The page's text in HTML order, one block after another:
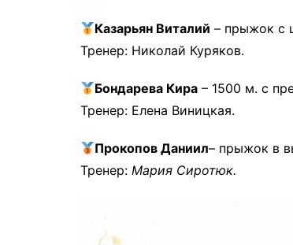
Казарьян Виталий – прыжок с
Тренер: Николай Куряков.
Бондарева Кира – 1500 м. с
Тренер: Елена Виницкая.
Прокопов Даниил– прыжок в
Тренер: Мария Сиротюк.